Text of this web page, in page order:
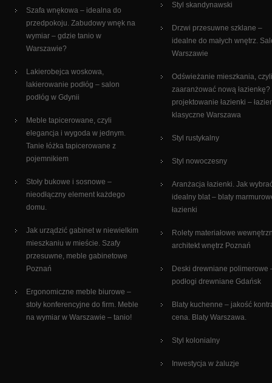
Szafa wnękowa – idealna do
przedpokoju. Zabudowy wnęk na
wymiar – gdzie tanio w
Warszawie?
Lakierobejca woskowa,
lakierowanie podłóg – salon
podłóg w Gdynii
Meble tapicerowane, czyli
elegancja i wygoda w jednym.
Tanie łóżka tapicerowane z
pojemnikiem
Stoły bukowe i sosnowe –
nieodłączny element każdego
domu.
Jak urządzić gabinet w niewielkim
mieszkaniu w mieście. Szafy
przesuwne, meble gabinetowe
Poznań
Ergonomiczne meble biurowe –
stoły konferencyjne do firm. Meble
na wymiar w Warszawie – tanio!
Styl skandynawski
Drzwi przesuwne szklane –
idealne do małych wnętrz.
Warszawie
Odświeżanie mieszkania,
zaaranżować nową łazienkę?
projektowanie łazienki –
klasyczne Warszawa
Styl rustykalny
Styl nowoczesny
Aranżacja łazienki. Jak
idealny blat – blaty
łazienki
Rolety materiałowe
architekt wnętrz Poznań
Deski drewniane polimerowe
podłogi drewniane Gdańsk
Blaty kuchenne – jakość
cena. Blaty Warszawa.
Styl kolonialny
Inwestycja w żaluzje